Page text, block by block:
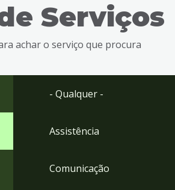
Serviços
achar o serviço que procura
- Qualquer -
Assistência
Comunicação